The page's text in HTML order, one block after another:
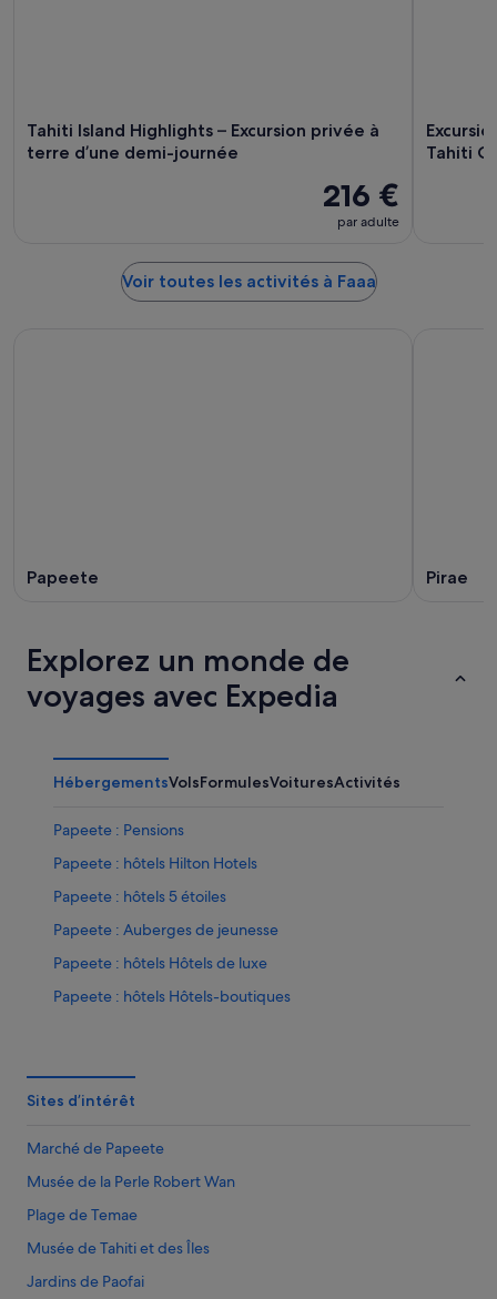
Tahiti Island Highlights – Excursion privée à
terre d’une demi-journée
216 €
par adulte
Tahiti
Voir toutes les activités à Faaa
Papeete Pirae
Explorez un monde de
voyages avec Expedia
HébergementsVolsFormulesVoituresActivités
Papeete : Pensions
Papeete : hôtels Hilton Hotels
Papeete : hôtels 5 étoiles
Papeete : Auberges de jeunesse
Papeete : hôtels Hôtels de luxe
Papeete : hôtels Hôtels-boutiques
Punaauia : hôtels
Temple chinois Kanti : hôtels à proximité
Sites d’intérêt
Marché de Papeete
Musée de la Perle Robert Wan
Plage de Temae
Musée de Tahiti et des Îles
Jardins de Paofai